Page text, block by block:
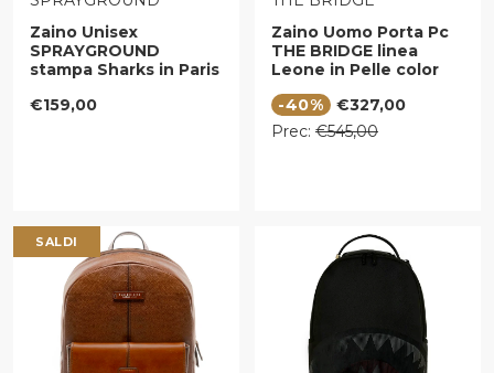
Zaino Unisex
SPRAYGROUND
stampa Sharks in Paris
Prezzo regolare
€159,00
Zaino Uomo Porta Pc
THE BRIDGE linea
Leone in Pelle color
-40%
Prezzo di vendita
€327,00
Prezzo regolare
Prec: €545,00
SALDI